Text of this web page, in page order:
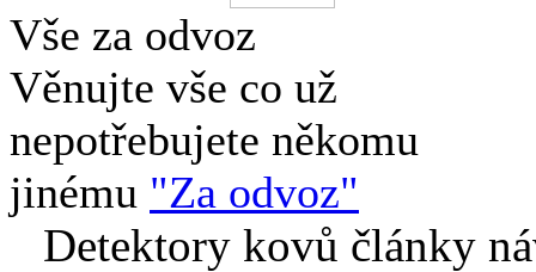
Vše za odvoz
Věnujte vše co už
nepotřebujete někomu
jinému "Za odvoz"
Detektory kovů články